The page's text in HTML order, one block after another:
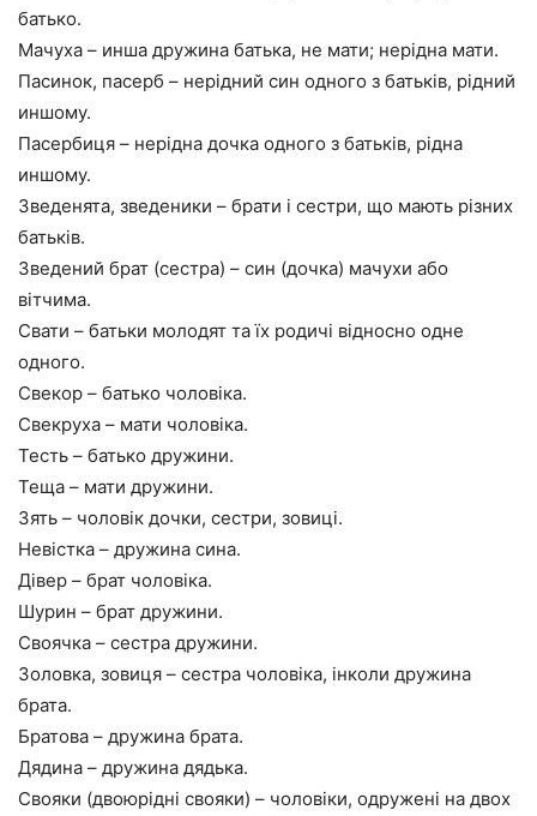
батько.
Мачуха – инша дружина батька, не мати; нерідна мати.
Пасинок, пасерб – нерідний син одного з батьків, рідний
иншому.
Пасербиця – нерідна дочка одного з батьків, рідна
иншому.
Зведенята, зведеники – брати і сестри, що мають різних
батьків.
Зведений брат (сестра) – син (дочка) мачухи або
вітчима.
Свати – батьки молодят та їх родичі відносно одне
одного.
Свекор – батько чоловіка.
Свекруха – мати чоловіка.
Тесть – батько дружини.
Теща – мати дружини.
Зять – чоловік дочки, сестри, зовиці.
Невістка – дружина сина.
Дівер – брат чоловіка.
Шурин – брат дружини.
Своячка – сестра дружини.
Золовка, зовиця – сестра чоловіка, інколи дружина
брата.
Братова – дружина брата.
Дядина – дружина дядька.
Свояки (двоюрідні свояки) – чоловіки, одружені на двох